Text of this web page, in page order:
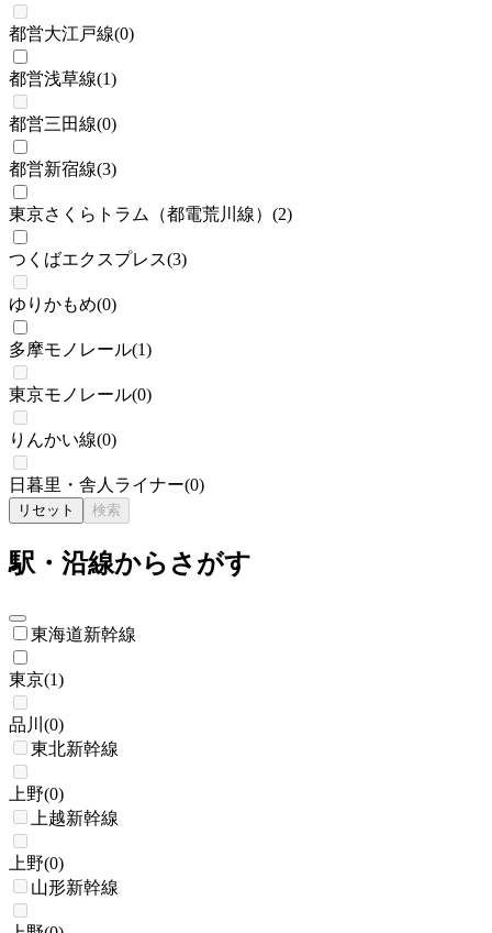
都営大江戸線(0)
都営浅草線(1)
都営三田線(0)
都営新宿線(3)
東京さくらトラム（都電荒川線） (2)
つくばエクスプレス(3)
ゆりかもめ(0)
多摩モノレール(1)
東京モノレール(0)
りんかい線(0)
日暮里・舎人ライナー(0)
リセット 検索
駅・沿線からさがす
東海道新幹線
東京(1)
品川 (0)
東北新幹線
上野(0)
上越新幹線
上野(0)
山形新幹線